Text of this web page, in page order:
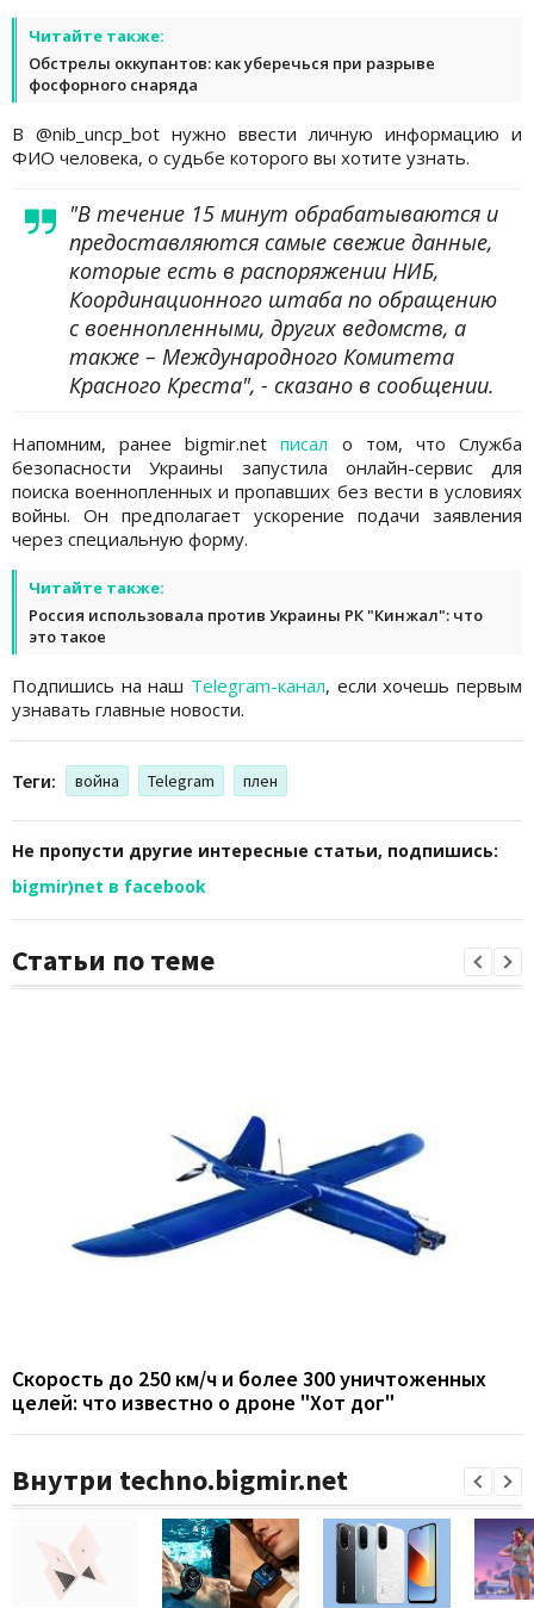
Читайте также:
Обстрелы оккупантов: как уберечься при разрыве
фосфорного снаряда
В @nib_uncp_bot нужно ввести личную информацию и
ФИО человека, о судьбе которого вы хотите узнать.
"В течение 15 минут обрабатываются и
предоставляются самые свежие данные,
которые есть в распоряжении НИБ,
Координационного штаба по обращению
с военнопленными, других ведомств, а
также – Международного Комитета
Красного Креста", - сказано в сообщении.
Напомним, ранее bigmir.netписал о том, что Служба
безопасности Украины запустила онлайн-сервис для
поиска военнопленных и пропавших без вести в условиях
войны. Он предполагает ускорение подачи заявления
через специальную форму.
Читайте также:
Россия использовала против Украины РК "Кинжал": что
это такое
Подпишись на наш Telegram-канал, если хочешь первым
узнавать главные новости.
Теги: война Telegram плен
Не пропусти другие интересные статьи, подпишись:
bigmir)net в facebook
Статьи по теме
Скорость до 250 км/ч и более 300 уничтоженных
целей: что известно о дроне "Хот дог"
Внутри techno.bigmir.net